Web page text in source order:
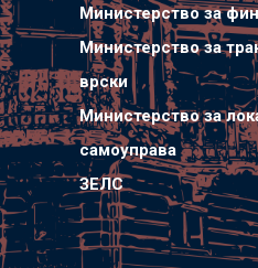
Министерство за
Министерство за
врски
Министерство за
самоуправа
ЗЕЛС